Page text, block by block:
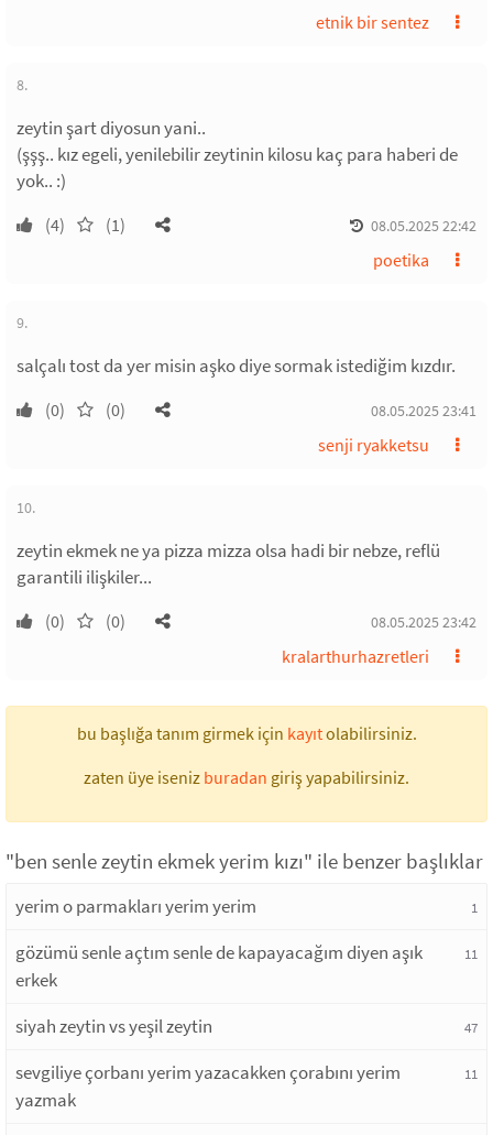
etnik bir sentez
8.
zeytin şart diyosun yani..
(şşş.. kız egeli, yenilebilir zeytinin kilosu kaç para haberi de
yok.. :)
(4) (1) 08.05.2025 22:42
poetika
9.
salçalı tost da yer misin aşko diye sormak istediğim kızdır.
(0) (0) 08.05.2025 23:41
senji ryakketsu
10.
zeytin ekmek ne ya pizza mizza olsa hadi bir nebze, reflü
garantili ilişkiler...
(0) (0) 08.05.2025 23:42
kralarthurhazretleri
bu başlığa tanım girmek için kayıtolabilirsiniz.
zaten üye iseniz buradan giriş yapabilirsiniz.
"ben senle zeytin ekmek yerim kızı" ile benzer başlıklar
yerim o parmakları yerim yerim 1
gözümü senle açtım senle de kapayacağım diyen aşık
erkek
11
siyah zeytin vs yeşil zeytin 47
sevgiliye çorbanı yerim yazacakken çorabını yerim
yazmak
11